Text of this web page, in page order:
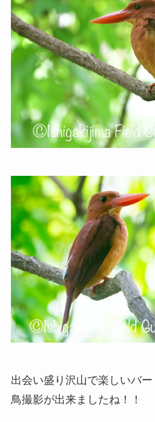
出会い盛り沢山で楽しいバ
鳥撮影が出来ましたね！！